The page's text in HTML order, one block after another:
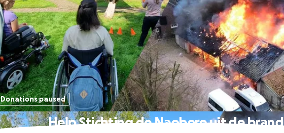
Donations paused
Help Stichting de Naobere uit de brand